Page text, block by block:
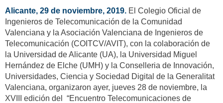
Alicante, 29 de noviembre, 2019. El Colegio Oficial de
Ingenieros de Telecomunicación de la Comunidad
Valenciana y la Asociación Valenciana de Ingenieros de
Telecomunicación (COITCV/AVIT), con la colaboración de
la Universidad de Alicante (UA), la Universidad Miguel
Hernández de Elche (UMH) y la Conselleria de Innovación,
Universidades, Ciencia y Sociedad Digital de la Generalitat
Valenciana, organizaron ayer, jueves 28 de noviembre, la
XVIII edición del “Encuentro Telecomunicaciones de